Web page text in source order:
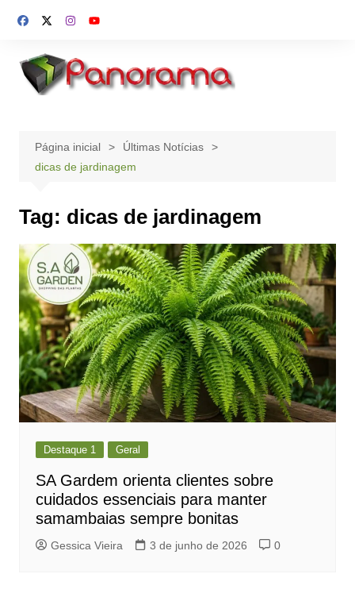
para
conteúdo
Página inicial
Últimas Notícias
dicas de jardinagem
Tag: dicas de jardinagem
Destaque 1 Geral
SA Gardem orienta clientes sobre
cuidados essenciais para manter
samambaias sempre bonitas
Gessica Vieira 3 de junho de 2026 0